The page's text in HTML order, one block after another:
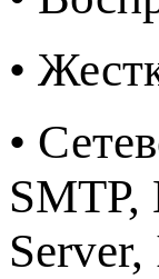
•
•
SMTP,